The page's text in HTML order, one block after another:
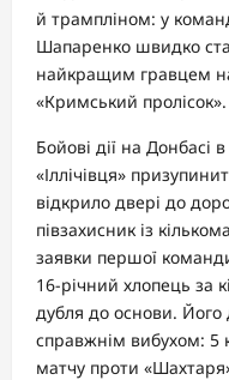
й трампліном: у
Шапаренко швидко
найкращим гравцем
«Кримський пролісок».
Бойові дії на
«Іллічівця»
відкрило двері до
півзахисник із
заявки першої
16-річний хлопець за
дубля до основи. Його
справжнім вибухом: 5
матчу проти